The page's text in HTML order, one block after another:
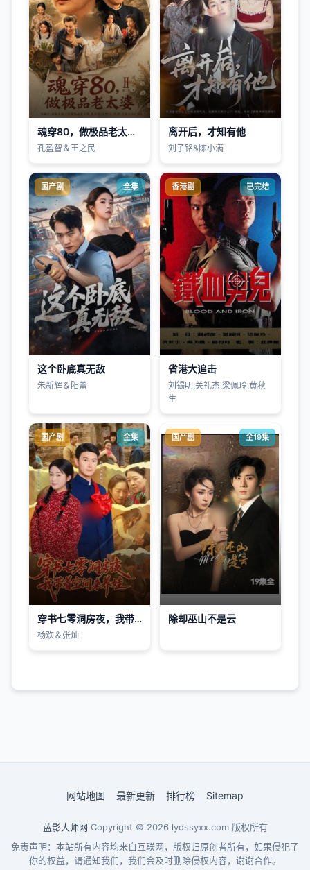
魂穿80，做极品老太婆第2季
孔盈智＆王之民
离开后，才知有他
刘子铭&陈小满
国产剧 全集
这个卧底真无敌
朱新辉＆阳蕾
香港剧 已完结
省港大追击
刘锡明,关礼杰,梁佩玲,黄秋
生
国产剧 全集
穿书七零洞房夜，我带着空间来养娃
杨欢＆张灿
国产剧 全19集
除却巫山不是云
网站地图 最新更新 排行榜 Sitemap
蓝影大师网 Copyright © 2026 lydssyxx.com 版权所有
免责声明：本站所有内容均来自互联网，版权归原创者所有，如果侵犯了
你的权益，请通知我们，我们会及时删除侵权内容，谢谢合作。